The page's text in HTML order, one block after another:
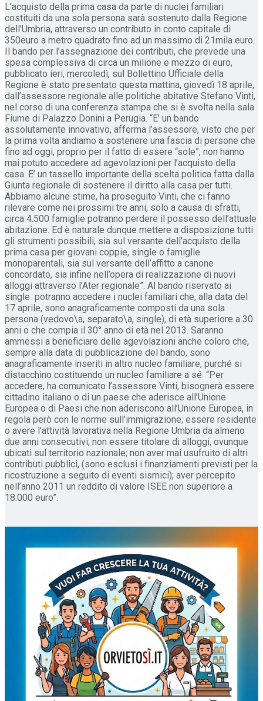
L’acquisto della prima casa da parte di nuclei familiari
costituiti da una sola persona sarà sostenuto dalla Regione
dell’Umbria, attraverso un contributo in conto capitale di
350euro a metro quadrato fino ad un massimo di 21mila euro.
Il bando per l’assegnazione dei contributi, che prevede una
spesa complessiva di circa un milione e mezzo di euro,
pubblicato ieri, mercoledì, sul Bollettino Ufficiale della
Regione è stato presentato questa mattina, giovedì 18 aprile,
dall’assessore regionale alle politiche abitative Stefano Vinti,
nel corso di una conferenza stampa che si è svolta nella sala
Fiume di Palazzo Donini a Perugia. “E’ un bando
assolutamente innovativo, afferma l’assessore, visto che per
la prima volta andiamo a sostenere una fascia di persone che
fino ad oggi, proprio per il fatto di essere “sole”, non hanno
mai potuto accedere ad agevolazioni per l’acquisto della
casa. E’ un tassello importante della scelta politica fatta dalla
Giunta regionale di sostenere il diritto alla casa per tutti.
Abbiamo alcune stime, ha proseguito Vinti, che ci fanno
rilevare come nei prossimi tre anni, solo a causa di sfratti,
circa 4.500 famiglie potranno perdere il possesso dell’attuale
abitazione. Ed è naturale dunque mettere a disposizione tutti
gli strumenti possibili, sia sul versante dell’acquisto della
prima casa per giovani coppie, single o famiglie
monoparentali, sia sul versante dell’affitto a canone
concordato, sia infine nell’opera di realizzazione di nuovi
alloggi attraverso l’Ater regionale”. Al bando riservato ai
single potranno accedere i nuclei familiari che, alla data del
17 aprile, sono anagraficamente composti da una sola
persona (vedovo\a, separato\a, single), di età superiore a 30
anni o che compia il 30° anno di età nel 2013. Saranno
ammessi a beneficiare delle agevolazioni anche coloro che,
sempre alla data di pubblicazione del bando, sono
anagraficamente inseriti in altro nucleo familiare, purché si
distacchino costituendo un nucleo familiare a sé. “Per
accedere, ha comunicato l’assessore Vinti, bisognerà essere
cittadino italiano o di un paese che aderisce all’Unione
Europea o di Paesi che non aderiscono all’Unione Europea, in
regola però con le norme sull’immigrazione; essere residente
o avere l’attività lavorativa nella Regione Umbria da almeno
due anni consecutivi; non essere titolare di alloggi, ovunque
ubicati sul territorio nazionale; non aver mai usufruito di altri
contributi pubblici, (sono esclusi i finanziamenti previsti per la
ricostruzione a seguito di eventi sismici); aver percepito
nell’anno 2011 un reddito di valore ISEE non superiore a
18.000 euro”.